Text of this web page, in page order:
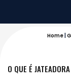
Home
O QUE É